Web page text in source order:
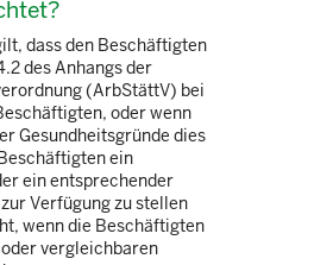
dass den Beschäftigten
des Anhangs der
(ArbStättV) bei
oder wenn
Gesundheitsgründe dies
ein
ein entsprechender
Verfügung zu stellen
wenn die Beschäftigten
vergleichbaren